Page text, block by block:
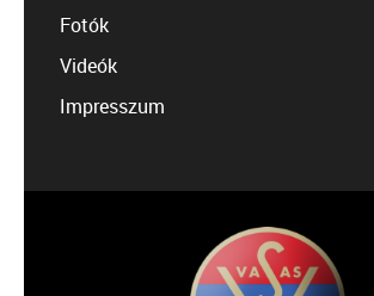
Fotók
Videók
Impresszum